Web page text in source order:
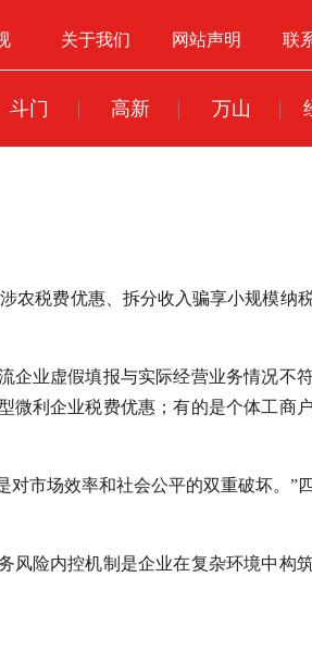
关于我们 网站声明 联
斗门 高新 万山
农税费优惠、拆分收入骗享小规模纳
企业虚假填报与实际经营业务情况不
利企业税费优惠；有的是个体工商
市场效率和社会公平的双重破坏。”
风险内控机制是企业在复杂环境中构